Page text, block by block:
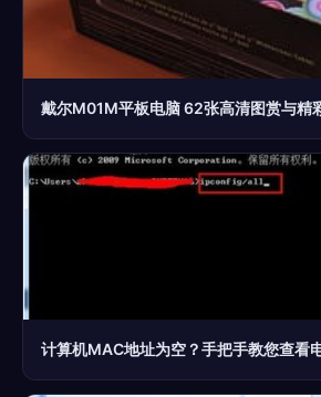
戴尔M01M平板电脑 62张高清图赏与精
计算机MAC地址为空？手把手教您查看